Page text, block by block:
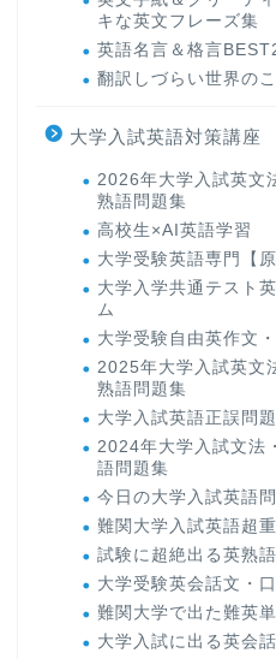
キな英文フレーズ集
英語名言＆格言
翻訳しづらい世界の
大学入試英語対策講座
2026年大学入試英文
熟語問題集
高校生×AI英語学習
大学受験英語専門【原
大学入学共通テスト
ム
大学受験自由英作文
2025年大学入試英文
熟語問題集
大学入試英語正誤問
2024年大学入試文法
語問題集
今日の大学入試英語
難関大学入試英語超
試験に超絶出る英熟
大学受験英会話文・
難関大学で出た難英
大学入試に出る英会